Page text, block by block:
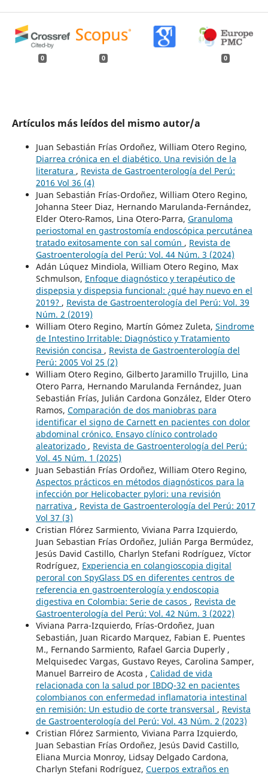
0 0 0
Artículos más leídos del mismo autor/a
Juan Sebastián Frías Ordoñez, William Otero Regino,
Diarrea crónica en el diabético. Una revisión de la
literatura , Revista de Gastroenterología del Perú:
2016 Vol 36 (4)
Juan Sebastián Frías-Ordoñez, William Otero Regino,
Johanna Steer Diaz, Hernando Marulanda-Fernández,
Elder Otero-Ramos, Lina Otero-Parra, Granuloma
periostomal en gastrostomía endoscópica percutánea
tratado exitosamente con sal común , Revista de
Gastroenterología del Perú: Vol. 44 Núm. 3 (2024)
Adán Lúquez Mindiola, William Otero Regino, Max
Schmulson, Enfoque diagnóstico y terapéutico de
dispepsia y dispepsia funcional: ¿qué hay nuevo en el
2019? , Revista de Gastroenterología del Perú: Vol. 39
Núm. 2 (2019)
William Otero Regino, Martín Gómez Zuleta, Sindrome
de Intestino Irritable: Diagnóstico y Tratamiento
Revisión concisa , Revista de Gastroenterología del
Perú: 2005 Vol 25 (2)
William Otero Regino, Gilberto Jaramillo Trujillo, Lina
Otero Parra, Hernando Marulanda Fernández, Juan
Sebastián Frías, Julián Cardona González, Elder Otero
Ramos, Comparación de dos maniobras para
identificar el signo de Carnett en pacientes con dolor
abdominal crónico. Ensayo clínico controlado
aleatorizado , Revista de Gastroenterología del Perú:
Vol. 45 Núm. 1 (2025)
Juan Sebastián Frías Ordoñez, William Otero Regino,
Aspectos prácticos en métodos diagnósticos para la
infección por Helicobacter pylori: una revisión
narrativa , Revista de Gastroenterología del Perú: 2017
Vol 37 (3)
Cristian Flórez Sarmiento, Viviana Parra Izquierdo,
Juan Sebastian Frías Ordoñez, Julián Parga Bermúdez,
Jesús David Castillo, Charlyn Stefani Rodríguez, Víctor
Rodríguez, Experiencia en colangioscopia digital
peroral con SpyGlass DS en diferentes centros de
referencia en gastroenterología y endoscopia
digestiva en Colombia: Serie de casos , Revista de
Gastroenterología del Perú: Vol. 42 Núm. 3 (2022)
Viviana Parra-Izquierdo, Frías-Ordoñez, Juan
Sebastián, Juan Ricardo Marquez, Fabian E. Puentes
M., Fernando Sarmiento, Rafael Garcia Duperly ,
Melquisedec Vargas, Gustavo Reyes, Carolina Samper,
Manuel Barreiro de Acosta , Calidad de vida
relacionada con la salud por IBDQ-32 en pacientes
colombianos con enfermedad inflamatoria intestinal
en remisión: Un estudio de corte transversal , Revista
de Gastroenterología del Perú: Vol. 43 Núm. 2 (2023)
Cristian Flórez Sarmiento, Viviana Parra Izquierdo,
Juan Sebastian Frías Ordoñez, Jesús David Castillo,
Eliana Murcia Monroy, Lidsay Delgado Cardona,
Charlyn Stefani Rodríguez, Cuerpos extraños en